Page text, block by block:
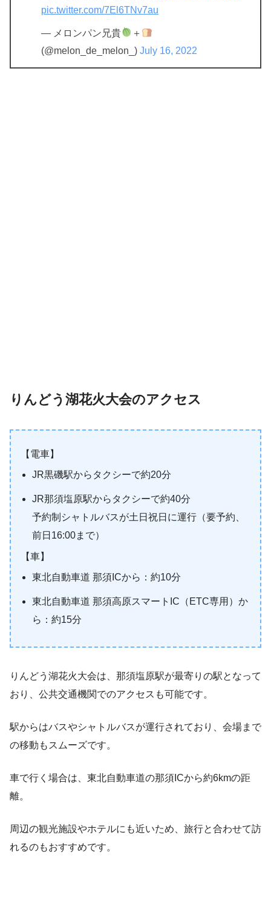
pic.twitter.com/7El6TNv7au
— メロンパン兄貴
＋
(@melon_de_melon_) July 16, 2022
りんどう湖花火大会のアクセス
【電車】
JR黒磯駅からタクシーで約20分
JR那須塩原駅からタクシーで約40分
予約制シャトルバスが土日祝日に運行（要予約、
前日16:00まで）
【車】
東北自動車道 那須ICから：約10分
東北自動車道 那須高原スマートIC（ETC専用）か
ら：約15分
りんどう湖花火大会は、那須塩原駅が最寄りの駅となって
おり、公共交通機関でのアクセスも可能です。
駅からはバスやシャトルバスが運行されており、会場まで
の移動もスムーズです。
車で行く場合は、東北自動車道の那須ICから約6kmの距
離。
周辺の観光施設やホテルにも近いため、旅行と合わせて訪
れるのもおすすめです。